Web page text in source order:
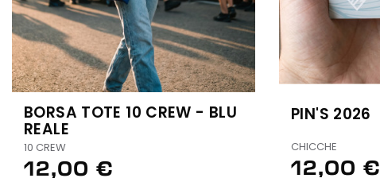
BORSA TOTE 10 CREW - BLU
REALE
10 CREW
12,00 €
PIN'S 2026
CHICCHE
12,00 €